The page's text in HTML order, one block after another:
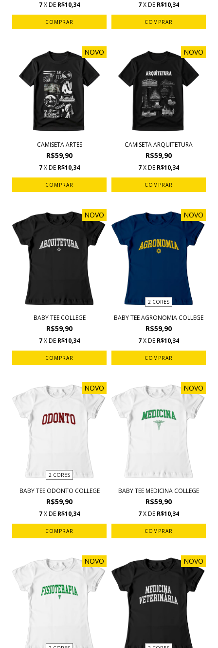
7X DE R$10,34
COMPRAR
7X DE R$10,34
COMPRAR
NOVO
CAMISETA ARTES
R$59,90
7X DE R$10,34
COMPRAR
NOVO
CAMISETA ARQUITETURA
R$59,90
7X DE R$10,34
COMPRAR
NOVO
BABY TEE COLLEGE
R$59,90
7X DE R$10,34
COMPRAR
NOVO
2 CORES
BABY TEE AGRONOMIA COLLEGE
R$59,90
7X DE R$10,34
COMPRAR
NOVO
2 CORES
BABY TEE ODONTO COLLEGE
R$59,90
7X DE R$10,34
COMPRAR
NOVO
BABY TEE MEDICINA COLLEGE
R$59,90
7X DE R$10,34
COMPRAR
NOVO NOVO